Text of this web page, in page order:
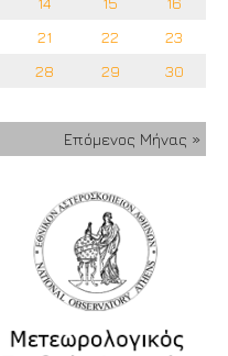
21 22
23
28 29
30
Επόμενος Μήνας »